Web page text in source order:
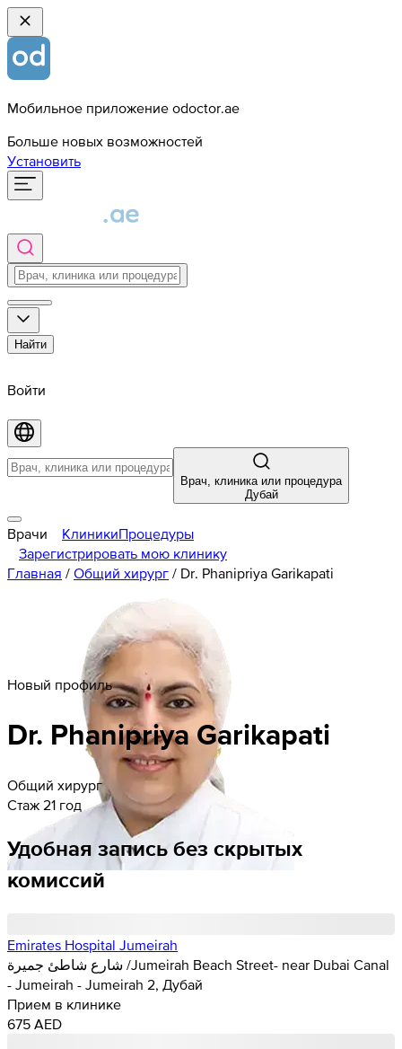
Мобильное приложение odoctor.ae
Больше новых возможностей
Установить
Найти
Войти
Врач, клиника или процедура
Дубай
Врачи КлиникиПроцедуры
Зарегистрировать мою клинику
Главная / Общий хирург / Dr. Phanipriya Garikapati
Новый профиль
Dr. Phanipriya Garikapati
Общий хирург
Стаж 21 год
Удобная запись без скрытых
комиссий
Emirates Hospital Jumeirah
شارع شاطئ جميرة /Jumeirah Beach Street- near Dubai Canal
- Jumeirah - Jumeirah 2, Дубай
Прием в клинике
675 AED